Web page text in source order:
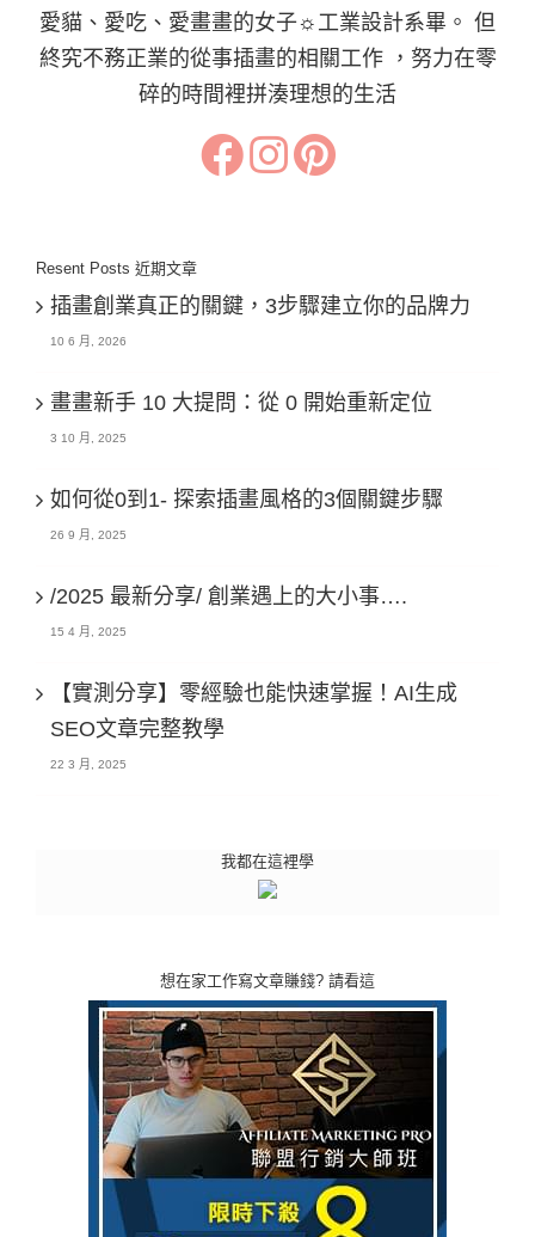
愛貓、愛吃、愛畫畫的女子☼工業設計系畢。 但
終究不務正業的從事插畫的相關工作 ，努力在零
碎的時間裡拼湊理想的生活
Resent Posts 近期文章
插畫創業真正的關鍵，3步驟建立你的品牌力
10 6 月, 2026
畫畫新手 10 大提問：從 0 開始重新定位
3 10 月, 2025
如何從0到1- 探索插畫風格的3個關鍵步驟
26 9 月, 2025
/2025 最新分享/ 創業遇上的大小事….
15 4 月, 2025
【實測分享】零經驗也能快速掌握！AI生成
SEO文章完整教學
22 3 月, 2025
我都在這裡學
想在家工作寫文章賺錢? 請看這